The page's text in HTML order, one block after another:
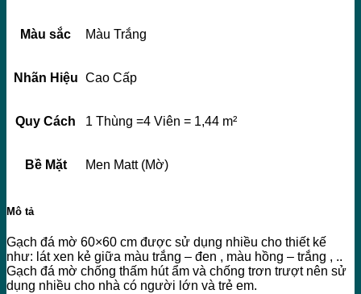
Màu sắc Màu Trắng
Nhãn Hiệu Cao Cấp
Quy Cách 1 Thùng =4 Viên = 1,44 m²
Bề Mặt Men Matt (Mờ)
Mô tả
Gạch đá mờ 60×60 cm được sử dụng nhiều cho thiết kế
như: lát xen kẻ giữa màu trắng – đen , màu hồng – trắng , ..
Gạch đá mờ chống thấm hút ẩm và chống trơn trượt nên sử
dụng nhiều cho nhà có người lớn và trẻ em.